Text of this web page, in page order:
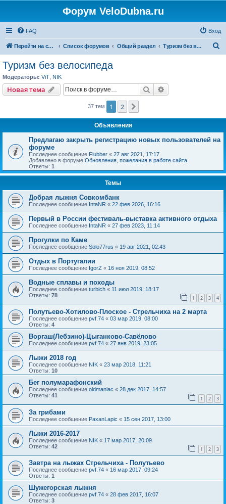
Форум VeloDubna.ru
FAQ Вход
Перейти на сайт Список форумов Общий раздел Туризм без велосипеда
Туризм без велосипеда
Модераторы: ViT NIK
Новая тема Поиск
37 тем 1 2
Объявления
Предлагаю закрыть регистрацию новых пользователей на
форуме
Последнее сообщение Flubber « 27 авг 2021, 17:17
Добавлено в форуме Обновления, пожелания в работе сайта
Ответы: 1
Темы
Добрая лыжня Совкомбанк
Последнее сообщение IntaNR « 22 фев 2026, 16:16
Первый в России фестиваль-выставка активного отдыха
Последнее сообщение IntaNR « 27 фев 2023, 11:14
Прогулки по Каме
Последнее сообщение Solo77rus « 19 авг 2021, 02:43
Отдых в Португалии
Последнее сообщение IgorZ « 16 ноя 2019, 08:52
Водные сплавы и походы
Последнее сообщение turbich « 11 июл 2019, 18:17
Ответы: 78 1 2 3 4
Полутьево-Хотилово-Плоское - Стрельчиха на 2 марта
Последнее сообщение pvf.74 « 03 мар 2019, 08:00
Ответы: 4
Воргаш(Лебзино)-Цыганково-Савёлово
Последнее сообщение pvf.74 « 27 янв 2019, 23:05
Лыжи 2018 год
Последнее сообщение NIK « 23 мар 2018, 11:21
Ответы: 10
Бег полумарафонский
Последнее сообщение oldmaniac « 28 дек 2017, 14:57
Ответы: 41 1 2 3
За грибами
Последнее сообщение PaxanLapic « 15 сен 2017, 13:00
Лыжи 2016-2017
Последнее сообщение NIK « 17 мар 2017, 20:09
Ответы: 42 1 2 3
Завтра на лыжах Стрельчиха - Полутьево
Последнее сообщение pvf.74 « 16 мар 2017, 09:24
Ответы: 1
Шужегорская лыжня
Последнее сообщение pvf.74 « 28 фев 2017, 16:07
Ответы: 3